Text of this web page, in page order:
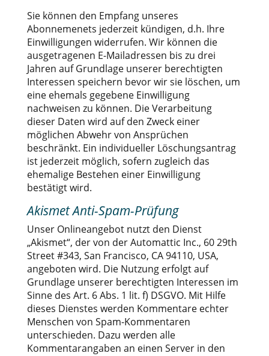
Sie können den Empfang unseres
Abonnemenets jederzeit kündigen, d.h. Ihre
Einwilligungen widerrufen. Wir können die
ausgetragenen E-Mailadressen bis zu drei
Jahren auf Grundlage unserer berechtigten
Interessen speichern bevor wir sie löschen, um
eine ehemals gegebene Einwilligung
nachweisen zu können. Die Verarbeitung
dieser Daten wird auf den Zweck einer
möglichen Abwehr von Ansprüchen
beschränkt. Ein individueller Löschungsantrag
ist jederzeit möglich, sofern zugleich das
ehemalige Bestehen einer Einwilligung
bestätigt wird.
Akismet Anti-Spam-Prüfung
Unser Onlineangebot nutzt den Dienst
„Akismet“, der von der Automattic Inc., 60 29th
Street #343, San Francisco, CA 94110, USA,
angeboten wird. Die Nutzung erfolgt auf
Grundlage unserer berechtigten Interessen im
Sinne des Art. 6 Abs. 1 lit. f) DSGVO. Mit Hilfe
dieses Dienstes werden Kommentare echter
Menschen von Spam-Kommentaren
unterschieden. Dazu werden alle
Kommentarangaben an einen Server in den